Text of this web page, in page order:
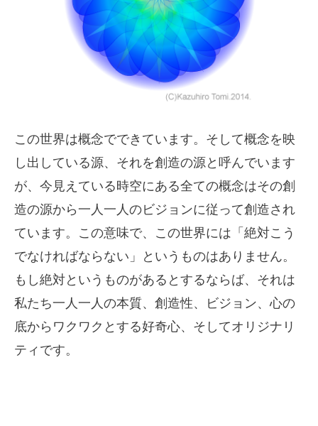
この世界は概念でできています。そして概念を映
し出している源、それを創造の源と呼んでいます
が、今見えている時空にある全ての概念はその創
造の源から一人一人のビジョンに従って創造され
ています。この意味で、この世界には「絶対こう
でなければならない」というものはありません。
もし絶対というものがあるとするならば、それは
私たち一人一人の本質、創造性、ビジョン、心の
底からワクワクとする好奇心、そしてオリジナリ
ティです。